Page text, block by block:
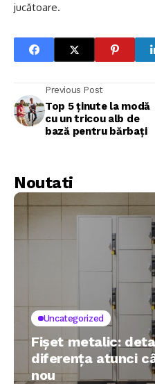
jucătoare.
Previous Post
Top 5 ținute la modă
cu un tricou alb de
bază pentru bărbați
Noutati
Uncategorized
Fișet metalic:
diferența atunci
nou